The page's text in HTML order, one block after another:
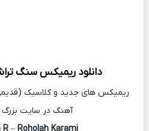
دانلودریمیکس سنگ
ریمیکس های جدید و کلاسیک (قدیمی)
آهنگ در سایت